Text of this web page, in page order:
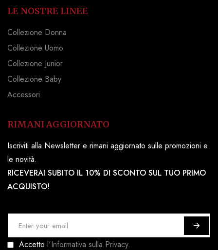
LE NOSTRE LINEE
Collezione Donna
Collezione Uomo
Collezione Junior
Collezione Baby
Accessori
RIMANI AGGIORNATO
Iscriviti alla Newsletter e rimani aggiornato sulle promozioni e
le novità.
RICEVERAI SUBITO IL 10% DI SCONTO SUL TUO PRIMO
ACQUISTO!
c
Accetto l'Informativa sulla Privacy.